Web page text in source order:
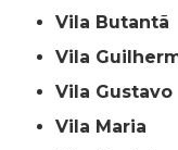
Vila Butantã
Vila
Vila Gustavo
Vila Maria